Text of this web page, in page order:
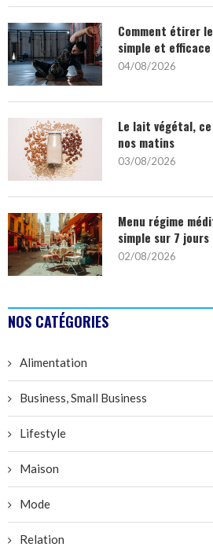
Comment étirer
simple et efficace
04/08/2026
Le lait végétal,
nos matins
03/08/2026
Menu régime
simple sur 7 jours
02/08/2026
NOS CATÉGORIES
Alimentation
Business, Small Business
Lifestyle
Maison
Mode
Relation